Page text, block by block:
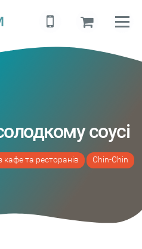
соусі
кафе та ресторанів Chin-Chin